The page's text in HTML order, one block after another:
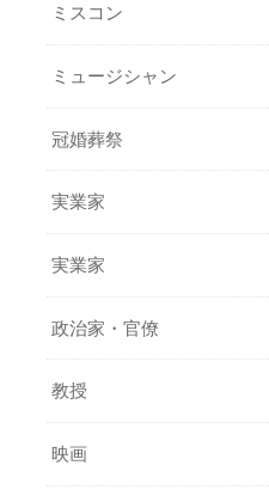
ミスコン
ミュージシャン
冠婚葬祭
実業家
実業家
政治家・官僚
教授
映画